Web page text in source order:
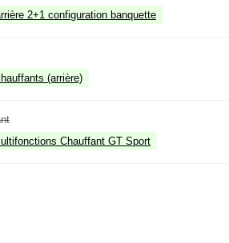
2+1 configuration banquette
(arrière)
Chauffant GT Sport